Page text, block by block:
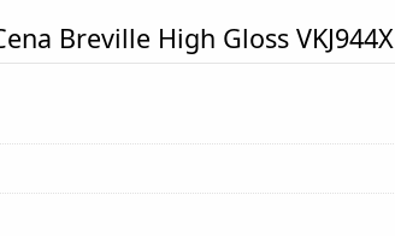
Breville High Gloss VKJ944X